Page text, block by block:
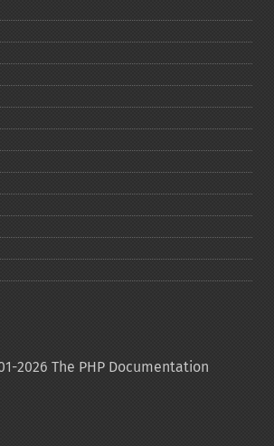
2026 The PHP Documentation